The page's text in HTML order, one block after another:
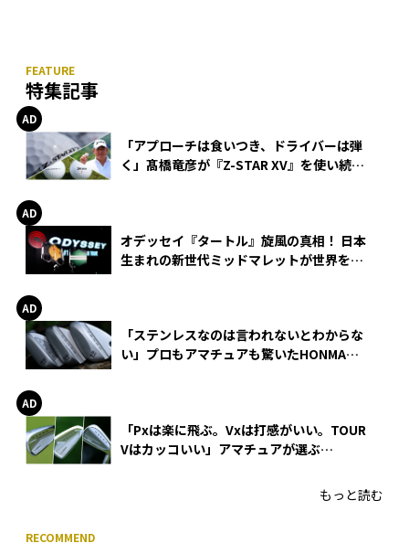
特集記事
「アプローチは食いつき、ドライバーは弾
く」髙橋竜彦が『Z-STAR XV』を使い続け
オデッセイ『タートル』旋風の真相！ 日本
生まれの新世代ミッドマレットが世界を席
「ステンレスなのは言われないとわからな
い」プロもアマチュアも驚いたHONMA
「Pxは楽に飛ぶ。Vxは打感がいい。TOUR
Vはカッコいい」アマチュアが選ぶ
もっと読む